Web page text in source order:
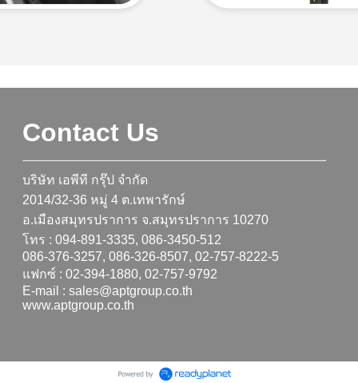
Contact Us
บริษัท เอพีที กรุ๊ป จำกัด
2014/32-36 หมู่ 4 ต.เทพารักษ์
อ.เมืองสมุทรปราการ จ.สมุทรปราการ 10270
โทร : 094-891-3335, 086-3450-512
086-376-3257, 086-326-8507, 02-757-8222-5
แฟกซ์ : 02-394-1880, 02-757-9792
E-mail : sales@aptgroup.co.th
www.aptgroup.co.th